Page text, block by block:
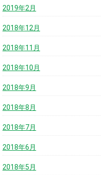
2019年2月
2018年12月
2018年11月
2018年10月
2018年9月
2018年8月
2018年7月
2018年6月
2018年5月